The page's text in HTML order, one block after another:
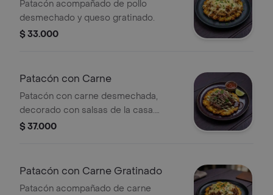
Patacón acompañado de pollo
desmechado y queso gratinado.
$ 33.000
Patacón con Carne
Patacón con carne desmechada,
decorado con salsas de la casa.
Incluye limón y salsa adicional.
$ 37.000
Patacón con Carne Gratinado
Patacón acompañado de carne